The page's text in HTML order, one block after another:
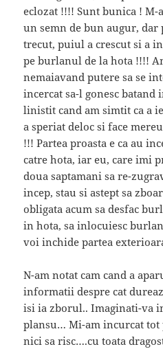
eclozat !!!! Sunt bunica ! M-
un semn de bun augur, dar
trecut, puiul a crescut si a
pe burlanul de la hota !!!!
nemaiavand putere sa se
incercat sa-l gonesc
linistit cand am simtit ca a
a speriat deloc si face
!!! Partea proasta e ca au
catre hota, iar eu, care imi
doua saptamani sa re-
incep, stau si astept sa
obligata acum sa desfac
in hota, sa inlocuiesc
voi inchide partea
N-am notat cam cand a
informatii despre cat
isi ia zborul.. Imaginati-va
plansu… Mi-am incurcat
nici sa risc….cu toata